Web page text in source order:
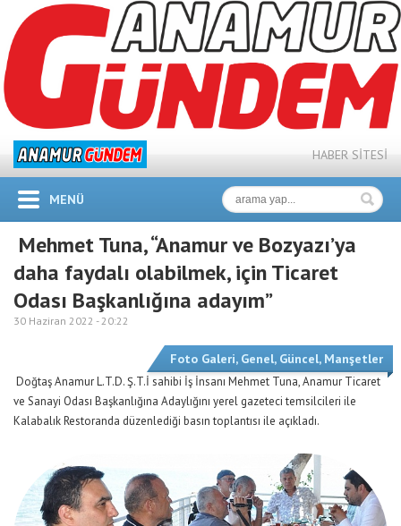
HABER SİTESİ
MENÜ
Mehmet Tuna, “Anamur ve Bozyazı’ya
daha faydalı olabilmek, için Ticaret
Odası Başkanlığına adayım”
30 Haziran 2022 - 20:22
Foto Galeri, Genel, Güncel, Manşetler
Doğtaş Anamur L.T.D. Ş.T.İ sahibi İş İnsanı Mehmet Tuna, Anamur Ticaret
ve Sanayi Odası Başkanlığına Adaylığını yerel gazeteci temsilcileri ile
Kalabalık Restoranda düzenlediği basın toplantısı ile açıkladı.